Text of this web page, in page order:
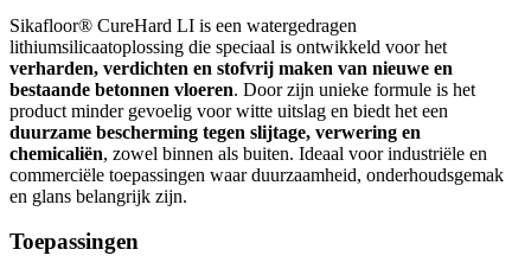
Sikafloor® CureHard LI is een watergedragen
lithiumsilicaatoplossing die speciaal is ontwikkeld voor het
verharden, verdichten en stofvrij maken van nieuwe en
bestaande betonnen vloeren. Door zijn unieke formule is het
product minder gevoelig voor witte uitslag en biedt het een
duurzame bescherming tegen slijtage, verwering en
chemicaliën, zowel binnen als buiten. Ideaal voor industriële en
commerciële toepassingen waar duurzaamheid, onderhoudsgemak
en glans belangrijk zijn.
Toepassingen